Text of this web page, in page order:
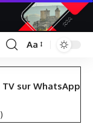
Font
Resizer
Aa
sur WhatsApp